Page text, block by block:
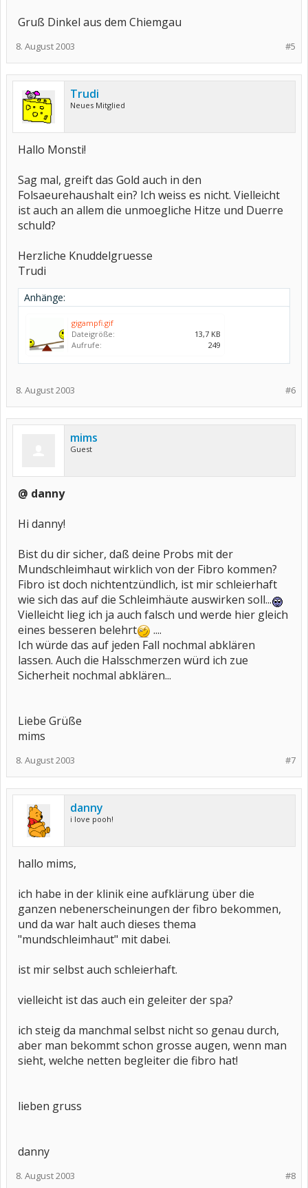
Gruß Dinkel aus dem Chiemgau
#5
8. August 2003
Trudi
Neues Mitglied
Hallo Monsti!
Sag mal, greift das Gold auch in den
Folsaeurehaushalt ein? Ich weiss es nicht. Vielleicht
ist auch an allem die unmoegliche Hitze und Duerre
schuld?
Herzliche Knuddelgruesse
Trudi
Anhänge:
gigampfi.gif
Dateigröße:
13,7 KB
Aufrufe:
249
#6
8. August 2003
mims
Guest
@ danny
Hi danny!
Bist du dir sicher, daß deine Probs mit der
Mundschleimhaut wirklich von der Fibro kommen?
Fibro ist doch nichtentzündlich, ist mir schleierhaft
wie sich das auf die Schleimhäute auswirken soll...
Vielleicht lieg ich ja auch falsch und werde hier gleich
eines besseren belehrt
....
Ich würde das auf jeden Fall nochmal abklären
lassen. Auch die Halsschmerzen würd ich zue
Sicherheit nochmal abklären...
Liebe Grüße
mims
#7
8. August 2003
danny
i love pooh!
hallo mims,
ich habe in der klinik eine aufklärung über die
ganzen nebenerscheinungen der fibro bekommen,
und da war halt auch dieses thema
"mundschleimhaut" mit dabei.
ist mir selbst auch schleierhaft.
vielleicht ist das auch ein geleiter der spa?
ich steig da manchmal selbst nicht so genau durch,
aber man bekommt schon grosse augen, wenn man
sieht, welche netten begleiter die fibro hat!
lieben gruss
danny
#8
8. August 2003